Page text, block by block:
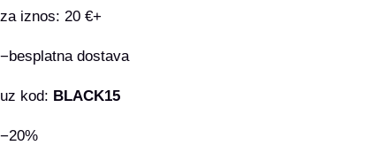
za iznos: 20 €+
−besplatna dostava
uz kod: BLACK15
−20%